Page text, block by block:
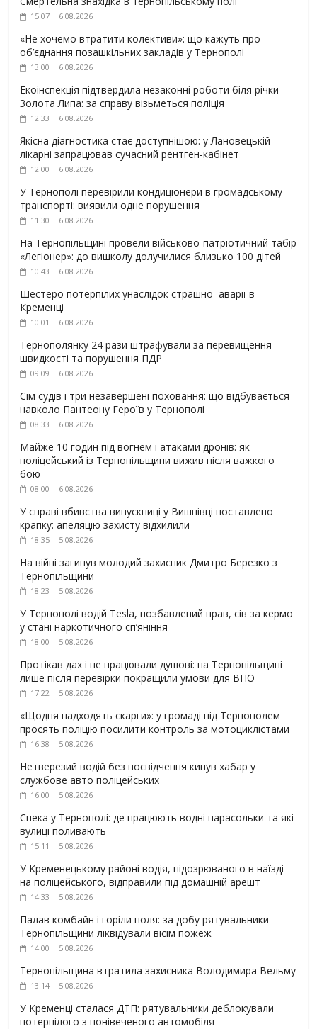
15:07 | 6.08.2026
«Не хочемо втратити колективи»: що кажуть про
об’єднання позашкільних закладів у Тернополі
13:00 | 6.08.2026
Екоінспекція підтвердила незаконні роботи біля річки
Золота Липа: за справу візьметься поліція
12:33 | 6.08.2026
Якісна діагностика стає доступнішою: у Лановецькій
лікарні запрацював сучасний рентген-кабінет
12:00 | 6.08.2026
У Тернополі перевірили кондиціонери в громадському
транспорті: виявили одне порушення
11:30 | 6.08.2026
На Тернопільщині провели військово-патріотичний табір
«Легіонер»: до вишколу долучилися близько 100 дітей
10:43 | 6.08.2026
Шестеро потерпілих унаслідок страшної аварії в
Кременці
10:01 | 6.08.2026
Тернополянку 24 рази штрафували за перевищення
швидкості та порушення ПДР
09:09 | 6.08.2026
Сім судів і три незавершені поховання: що відбувається
навколо Пантеону Героїв у Тернополі
08:33 | 6.08.2026
Майже 10 годин під вогнем і атаками дронів: як
поліцейський із Тернопільщини вижив після важкого
бою
08:00 | 6.08.2026
У справі вбивства випускниці у Вишнівці поставлено
крапку: апеляцію захисту відхилили
18:35 | 5.08.2026
На війні загинув молодий захисник Дмитро Березко з
Тернопільщини
18:23 | 5.08.2026
У Тернополі водій Tesla, позбавлений прав, сів за кермо
у стані наркотичного сп’яніння
18:00 | 5.08.2026
Протікав дах і не працювали душові: на Тернопільщині
лише після перевірки покращили умови для ВПО
17:22 | 5.08.2026
«Щодня надходять скарги»: у громаді під Тернополем
просять поліцію посилити контроль за мотоциклістами
16:38 | 5.08.2026
Нетверезий водій без посвідчення кинув хабар у
службове авто поліцейських
16:00 | 5.08.2026
Спека у Тернополі: де працюють водні парасольки та які
вулиці поливають
15:11 | 5.08.2026
У Кременецькому районі водія, підозрюваного в наїзді
на поліцейського, відправили під домашній арешт
14:33 | 5.08.2026
Палав комбайн і горіли поля: за добу рятувальники
Тернопільщини ліквідували вісім пожеж
14:00 | 5.08.2026
Тернопільщина втратила захисника Володимира Вельму
13:14 | 5.08.2026
У Кременці сталася ДТП: рятувальники деблокували
потерпілого з понівеченого автомобіля